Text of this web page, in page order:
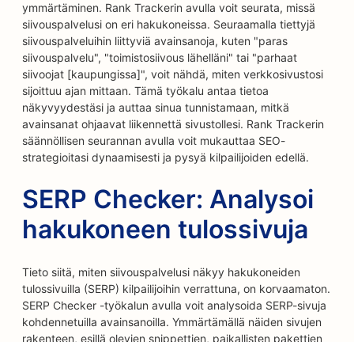
ymmärtäminen. Rank Trackerin avulla voit seurata, missä
siivouspalvelusi on eri hakukoneissa. Seuraamalla tiettyjä
siivouspalveluihin liittyviä avainsanoja, kuten "paras
siivouspalvelu", "toimistosiivous lähelläni" tai "parhaat
siivoojat [kaupungissa]", voit nähdä, miten verkkosivustosi
sijoittuu ajan mittaan. Tämä työkalu antaa tietoa
näkyvyydestäsi ja auttaa sinua tunnistamaan, mitkä
avainsanat ohjaavat liikennettä sivustollesi. Rank Trackerin
säännöllisen seurannan avulla voit mukauttaa SEO-
strategioitasi dynaamisesti ja pysyä kilpailijoiden edellä.
SERP Checker: Analysoi
hakukoneen tulossivuja
Tieto siitä, miten siivouspalvelusi näkyy hakukoneiden
tulossivuilla (SERP) kilpailijoihin verrattuna, on korvaamaton.
SERP Checker -työkalun avulla voit analysoida SERP-sivuja
kohdennetuilla avainsanoilla. Ymmärtämällä näiden sivujen
rakenteen, esillä olevien snippettien, paikallisten pakettien